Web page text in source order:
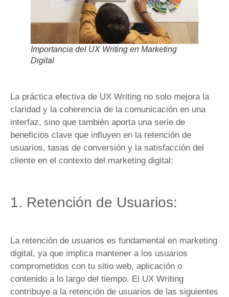
Importancia del UX Writing en Marketing
Digital
La práctica efectiva de UX Writing no solo mejora la
claridad y la coherencia de la comunicación en una
interfaz, sino que también aporta una serie de
beneficios clave que influyen en la retención de
usuarios, tasas de conversión y la satisfacción del
cliente en el contexto del marketing digital:
1. Retención de Usuarios:
La retención de usuarios es fundamental en marketing
digital, ya que implica mantener a los usuarios
comprometidos con tu sitio web, aplicación o
contenido a lo largo del tiempo. El UX Writing
contribuye a la retención de usuarios de las siguientes